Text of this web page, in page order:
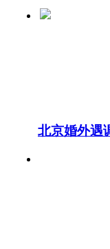
北京婚外遇